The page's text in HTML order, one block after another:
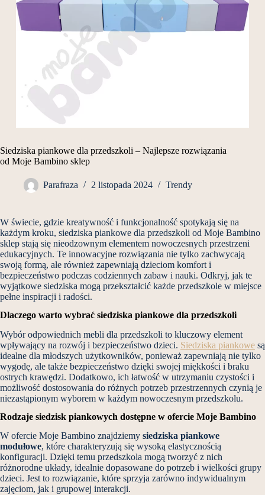
Siedziska piankowe dla przedszkoli – Najlepsze rozwiązania
od Moje Bambino sklep
Parafraza 2 listopada 2024 Trendy
W świecie, gdzie kreatywność i funkcjonalność spotykają się na
każdym kroku, siedziska piankowe dla przedszkoli od Moje Bambino
sklep stają się nieodzownym elementem nowoczesnych przestrzeni
edukacyjnych. Te innowacyjne rozwiązania nie tylko zachwycają
swoją formą, ale również zapewniają dzieciom komfort i
bezpieczeństwo podczas codziennych zabaw i nauki. Odkryj, jak te
wyjątkowe siedziska mogą przekształcić każde przedszkole w miejsce
pełne inspiracji i radości.
Dlaczego warto wybrać siedziska piankowe dla przedszkoli
Wybór odpowiednich mebli dla przedszkoli to kluczowy element
wpływający na rozwój i bezpieczeństwo dzieci. Siedziska piankowe są
idealne dla młodszych użytkowników, ponieważ zapewniają nie tylko
wygodę, ale także bezpieczeństwo dzięki swojej miękkości i braku
ostrych krawędzi. Dodatkowo, ich łatwość w utrzymaniu czystości i
możliwość dostosowania do różnych potrzeb przestrzennych czynią je
niezastąpionym wyborem w każdym nowoczesnym przedszkolu.
Rodzaje siedzisk piankowych dostępne w ofercie Moje Bambino
W ofercie Moje Bambino znajdziemy siedziska piankowe
modułowe, które charakteryzują się wysoką elastycznością
konfiguracji. Dzięki temu przedszkola mogą tworzyć z nich
różnorodne układy, idealnie dopasowane do potrzeb i wielkości grupy
dzieci. Jest to rozwiązanie, które sprzyja zarówno indywidualnym
zajęciom, jak i grupowej interakcji.